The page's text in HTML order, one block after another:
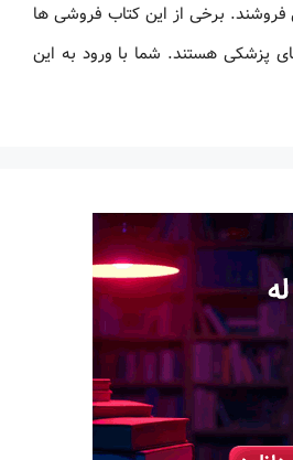
فروشند. برخی از این کتاب فروشی ها
هستند. شما با ورود به این